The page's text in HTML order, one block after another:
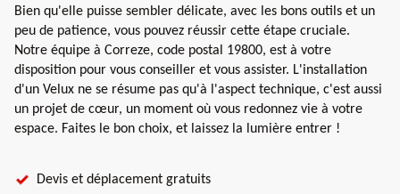
Bien qu'elle puisse sembler délicate, avec les bons outils et un
peu de patience, vous pouvez réussir cette étape cruciale.
Notre équipe à Correze, code postal 19800, est à votre
disposition pour vous conseiller et vous assister. L'installation
d'un Velux ne se résume pas qu'à l'aspect technique, c'est aussi
un projet de cœur, un moment où vous redonnez vie à votre
espace. Faites le bon choix, et laissez la lumière entrer !
Devis et déplacement gratuits